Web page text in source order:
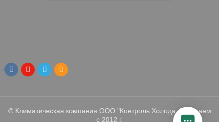
© Климатическая компания ООО "Контроль Холода. Работаем
с 2012 г.